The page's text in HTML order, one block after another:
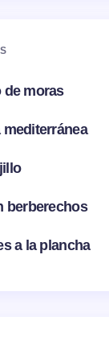
de moras
mediterránea
berberechos
a la plancha